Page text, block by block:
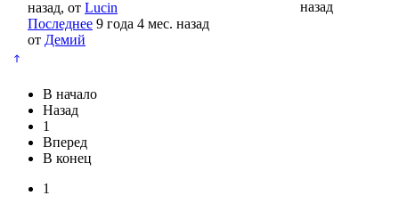
назад, от Lucin
Последнее 9 года 4 мес. назад
от Демий
назад
В начало
Назад
1
Вперед
В конец
1